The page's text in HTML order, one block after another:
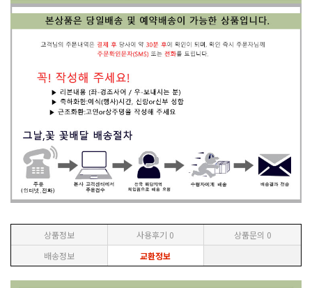
상품정보 사용후기 0 상품문의 0
배송정보
교환정보